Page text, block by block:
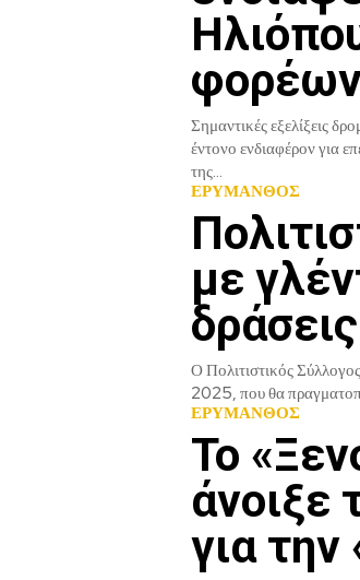
Σημαντικές εξελίξεις
έντονο ενδιαφέρον για
της...
ΕΡΥΜΑΝΘΟΣ
με
Ο Πολιτιστικός
2025, που θα
ΕΡΥΜΑΝΘΟΣ
Το
άνοιξε
για